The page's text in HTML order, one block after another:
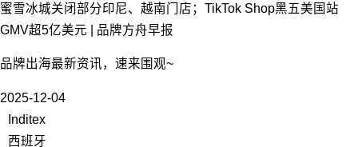
蜜雪冰城关闭部分印尼、越南门店；TikTok Shop黑五美国站
GMV超5亿美元 | 品牌方舟早报
品牌出海最新资讯，速来围观~
2025-12-04
Inditex
西班牙